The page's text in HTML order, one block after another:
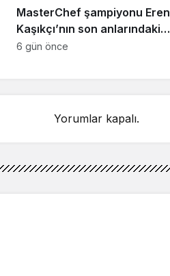
MasterChef şampiyonu Eren
Kaşıkçı’nın son anlarındaki
kahreden detay ortaya çıktı
6 gün önce
Yorumlar kapalı.